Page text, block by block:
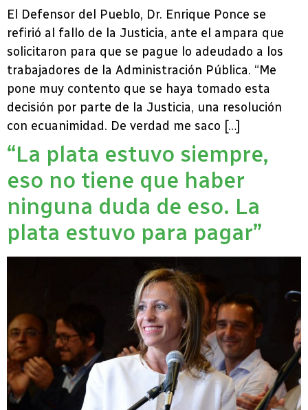
El Defensor del Pueblo, Dr. Enrique Ponce se
refirió al fallo de la Justicia, ante el ampara que
solicitaron para que se pague lo adeudado a los
trabajadores de la Administración Pública. “Me
pone muy contento que se haya tomado esta
decisión por parte de la Justicia, una resolución
con ecuanimidad. De verdad me saco […]
“La plata estuvo siempre,
eso no tiene que haber
ninguna duda de eso. La
plata estuvo para pagar”